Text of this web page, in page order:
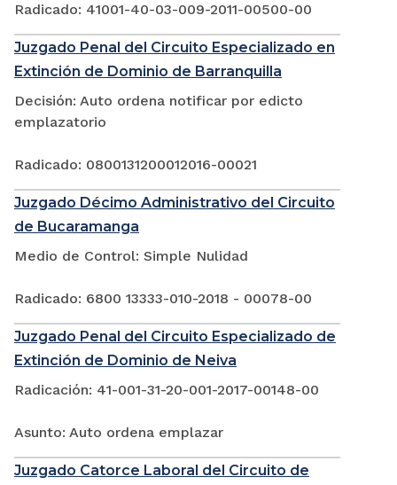
Radicado: 41001-40-03-009-2011-00500-00
Juzgado Penal del Circuito Especializado en
Extinción de Dominio de Barranquilla
Decisión: Auto ordena notificar por edicto
emplazatorio
Radicado: 0800131200012016-00021
Juzgado Décimo Administrativo del Circuito
de Bucaramanga
Medio de Control: Simple Nulidad
Radicado: 6800 13333-010-2018 - 00078-00
Juzgado Penal del Circuito Especializado de
Extinción de Dominio de Neiva
Radicación: 41-001-31-20-001-2017-00148-00
Asunto: Auto ordena emplazar
Juzgado Catorce Laboral del Circuito de